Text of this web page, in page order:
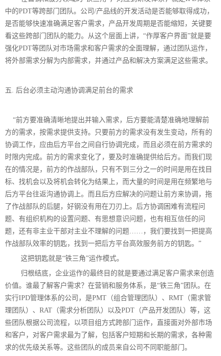
中的PDT等跨部门团队。公司/产品线的开发活动是否能够取得成功，
是否能够快速准确满足客户需求，产品开发周期是否能缩短，关键要
看这些跨部门团队的能力。从这个层面上讲，“作厚客户界面”就是要
强化PDT等团队对市场需求和客户需求的全面理解，通过团队运作，
将外部需求分解为内部需求，并通过产品和解决方案满足这些需求。
五. 后台必须主动沟通协调满足前台的需求
“前方要准确清晰地提出并输入需求，后方要能清楚准确地理解前
方的需求，按需求提供支持。只要前方的需求没有发生变动，所有的
协调工作，应由后方平台之间自行协调完成，而且必须在前方需求的
时限内完成。前方的需求变化了，要及时准确提供给后方。而我们现
在的情况是，前方的作战部队，只有不到三分之一的时间是用在找目
标、找机会以及将机会转化为结果上，而大量的时间是用在频繁地与
后方平台往返沟通协调上。而且后方应解决的问题让前方来协调，拖
了作战部队的后腿，好钢没有用在刀刃上。后方协调困难有流程问
题、有组织机构的设置问题、有思想意识问题，也有相互信任的问
题，还有非主业干部对主业不理解的问题……，我们要找到一把提高
作战部队效率的钥匙，找到一把后方平台高效服务前方的钥匙。”
这把钥匙就是“铁三角”运作模式。
归根结底，企业运作的最终目的就是要通过满足客户需求来创造
价值。谁最了解客户需求？在营销和服务体系，是“铁三角”团队。在
实行IPD管理体系的公司，是PMT（组合管理团队）、RMT（需求管
理团队）、RAT（需求分析团队）以及PDT（产品开发团队）等，这
些团队根据公司流程，以项目组方式跨部门运作，直接面对外部市场
和客户，对客户需求最为了解，包括客户短期和长期的需求，各种需
求的优先级关系等。这些团队的成员来自公司不同职能部门。